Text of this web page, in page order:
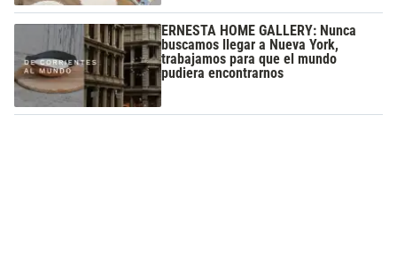
ERNESTA HOME GALLERY: Nunca
buscamos llegar a Nueva York,
trabajamos para que el mundo
pudiera encontrarnos